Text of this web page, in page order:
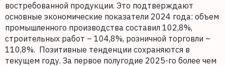
востребованной продукции. Это подтверждают
основные экономические показатели 2024 года: объем
промышленного производства составил 102,8%,
строительных работ – 104,8%, розничной торговли –
110,8%. Позитивные тенденции сохраняются в
текущем году. За первое полугодие 2025-го более чем